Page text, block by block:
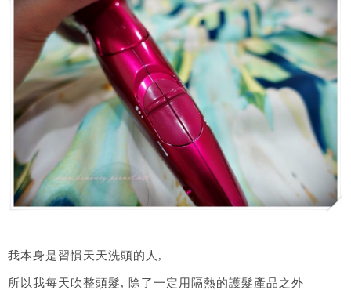
我本身是習慣天天洗頭的人,
所以我每天吹整頭髮, 除了一定用隔熱的護髮產品之外